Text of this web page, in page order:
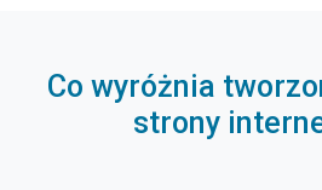
Co wyróżnia
strony